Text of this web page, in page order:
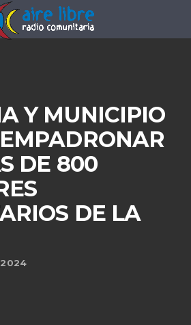
Y MUNICIPIO
DE 800
DE LA
2024